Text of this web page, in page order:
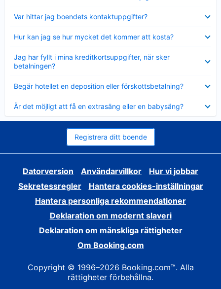
Var hittar jag boendets kontaktuppgifter?
mindre
Hur kan jag se hur mycket det kommer att kosta?
mindre
Jag har fyllt i mina kreditkortsuppgifter, när sker
betalningen?
mindre
Begär hotellet en deposition eller förskottsbetalning?
mindre
Är det möjligt att få en extrasäng eller en babysäng?
mindre
Registrera ditt boende
Datorversion Användarvillkor
Hur vi jobbar
Sekretessregler
Hantera cookies-inställningar
Hantera personliga rekommendationer
Deklaration om modernt slaveri
Deklaration om mänskliga rättigheter
Om Booking.com
Copyright © 1996–2026 Booking.com™. Alla
rättigheter förbehållna.